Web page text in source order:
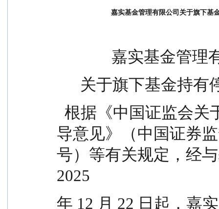
嘉实基金管理有限公司关于旗下基
嘉实基
关于旗下基金
导意见》（中国证券
号）等有关规定，经
2025
年 12 月 22 日起，嘉